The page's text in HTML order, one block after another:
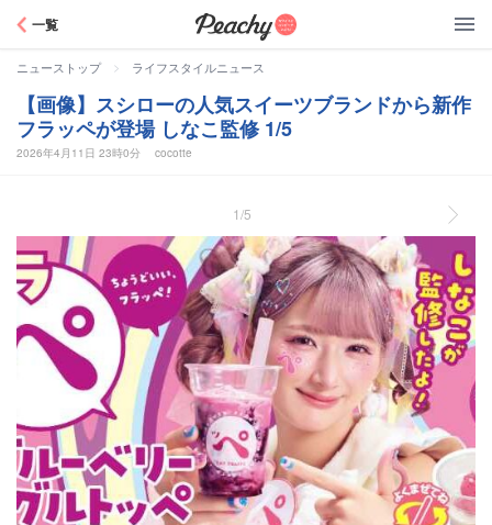
一覧
ニューストップ > ライフスタイルニュース
【画像】スシローの人気スイーツブランドから新作
フラッペが登場 しなこ監修 1/5
2026年4月11日 23時0分 cocotte
1/5